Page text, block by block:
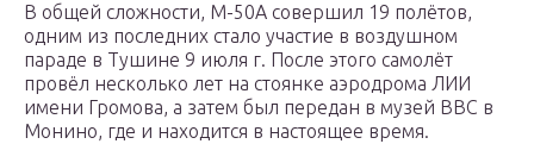
В общей сложности, М-50А совершил 19 полётов,
одним из последних стало участие в воздушном
параде в Тушине 9 июля г. После этого самолёт
провёл несколько лет на стоянке аэродрома ЛИИ
имени Громова, а затем был передан в музей ВВС в
Монино, где и находится в настоящее время.